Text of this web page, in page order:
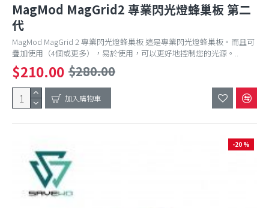
MagMod MagGrid2 專業閃光燈蜂巢板 第二
代
MagMod MagGrid 2 專業閃光燈蜂巢板 這是專業閃光燈蜂巢板。而且可
疊加使用（4個或更多），易於使用，可以更好地控制您的光源。..
$210.00 $280.00
加入購物車
-20 %